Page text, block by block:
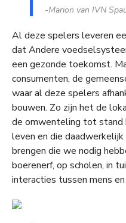
-Marion van IVN
Al deze spelers leveren
dat Andere
een gezonde toekomst.
consumenten, de
waar al deze spelers
bouwen. Zo zijn het de
de omwenteling tot stand
leven en die
brengen die we nodig
boerenerf, op scholen, in
interacties tussen mens